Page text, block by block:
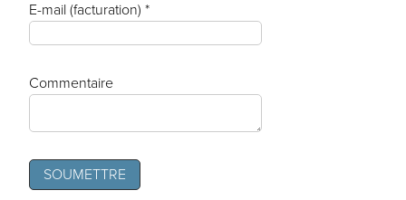
E-mail (facturation) *
Commentaire